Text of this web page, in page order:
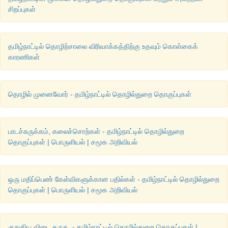
•திருநெல்வேலி - கங்கைகொண்டான்
•ஓசூர் – விஸ்வநாதபுரம்
சிறப்புகள்
தமிழ்நாட்டில் தொழிற்சாலை விரிவாக்கத்திற்கு உதவும் கொள்கைக்
காரணிகள்
தொழில் முனைவோர் - தமிழ்நாட்டில் தொழில்துறை தொகுப்புகள்
பாடச்சுருக்கம், கலைச்சொற்கள் - தமிழ்நாட்டில் தொழில்துறை
தொகுப்புகள் | பொருளியல் | சமூக அறிவியல்
ஒரு மதிப்பெண் கேள்விகளுக்கான பதில்கள் - தமிழ்நாட்டில் தொழில்துறை
தொகுப்புகள் | பொருளியல் | சமூக அறிவியல்